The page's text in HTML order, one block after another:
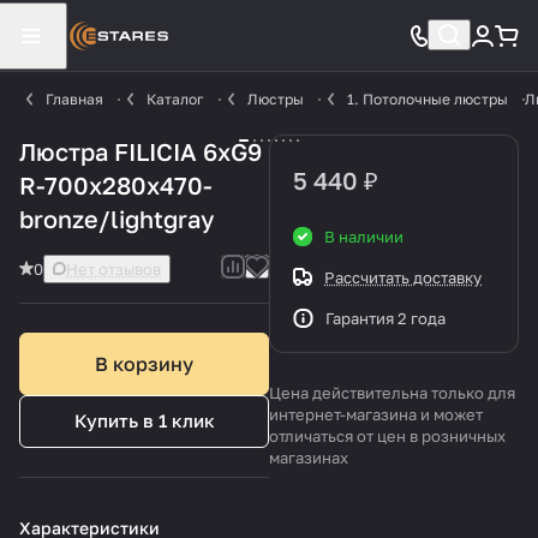
Главная Каталог Люстры 1. Потолочные люстры
Люстра FILICIA 6xG9
R-700x280x470-
bronze/lightgray
0 Нет отзывов
В корзину
Купить в 1 клик
Характеристики
5 440 ₽
В наличии
Рассчитать доставку
Гарантия 2 года
Цена действительна только для
интернет-магазина и может
отличаться от цен в розничных
магазинах